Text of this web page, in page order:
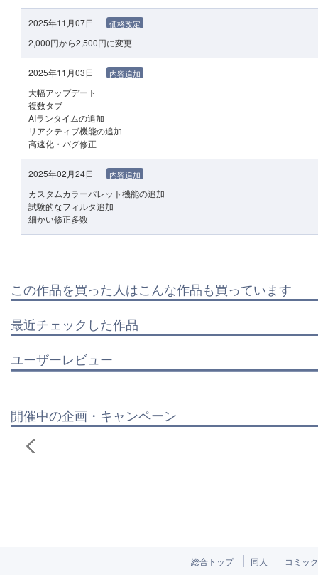
2025年11月07日 価格改定
2,000円から2,500円に変更
2025年11月03日 内容追加
大幅アップデート
複数タブ
AIランタイムの追加
リアクティブ機能の追加
高速化・バグ修正
2025年02月24日 内容追加
カスタムカラーパレット機能の追加
試験的なフィルタ追加
細かい修正多数
この作品を買った人はこんな作品も買っています
最近チェックした作品
ユーザーレビュー
開催中の企画・キャンペーン
総合トップ 同人 コミッ